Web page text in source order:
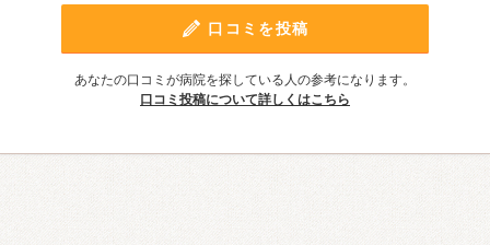
口コミを投稿
あなたの口コミが病院を探している人の参考になります。
口コミ投稿について詳しくはこちら